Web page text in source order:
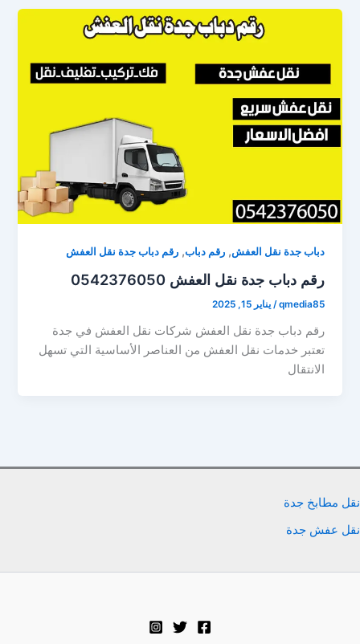
دباب جدة نقل العفش,رقم دباب,رقم دباب جدة نقل العفش
رقم دباب جدة نقل العفش 0542376050
qmedia85
/يناير 15, 2025
رقم دباب جدة نقل العفش شركات نقل العفش في جدة
تعتبر خدمات نقل العفش من العناصر الأساسية التي تسهل
الانتقال
نقل مطابخ جدة
نقل عفش جدة